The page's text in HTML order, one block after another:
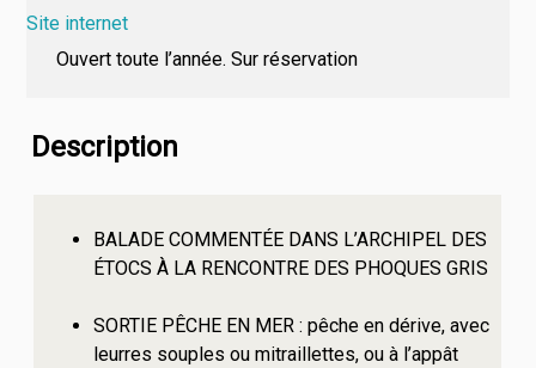
Site internet
Ouvert toute l’année. Sur réservation
Description
BALADE COMMENTÉE DANS L’ARCHIPEL DES
ÉTOCS À LA RENCONTRE DES PHOQUES GRIS
SORTIE PÊCHE EN MER : pêche en dérive, avec
leurres souples ou mitraillettes, ou à l’appât